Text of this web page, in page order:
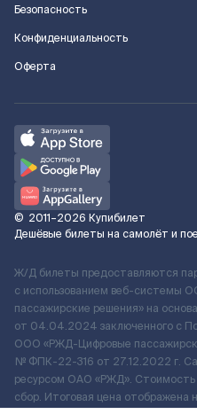
Безопасность
Конфиденциальность
Оферта
© 2011–2026 Купибилет
Дешёвые билеты на самолёт и
Ж/Д билеты предоставляются
с использованием веб-системы
пассажирские решения» на
от 04.04.2024 заключенного с
ООО «РЖД-Цифровые
№ ФПК-22-316 от 27.12.2022 г.
ресурсом ОАО «РЖД». Стоимость
сбор. Итоговая цена отображена